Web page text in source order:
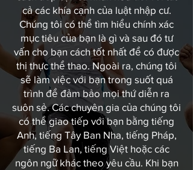
cả các khía cạnh của luật nhập cư.
Chúng tôi có thể tìm hiểu chính xác
mục tiêu của bạn là gì và sau đó tư
vấn cho bạn cách tốt nhất để có được
thị thực thể thao. Ngoài ra, chúng tôi
sẽ làm việc với bạn trong suốt quá
trình để đảm bảo mọi thứ diễn ra
suôn sẻ. Các chuyên gia của chúng tôi
có thể giao tiếp với bạn bằng tiếng
Anh, tiếng Tây Ban Nha, tiếng Pháp,
tiếng Ba Lan, tiếng Việt hoặc các
ngôn ngữ khác theo yêu cầu. Khi bạn